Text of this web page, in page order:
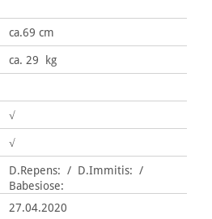
ca.69 cm
ca. 29 kg
√
√
D.Repens: / D.Immitis: /
Babesiose:
27.04.2020